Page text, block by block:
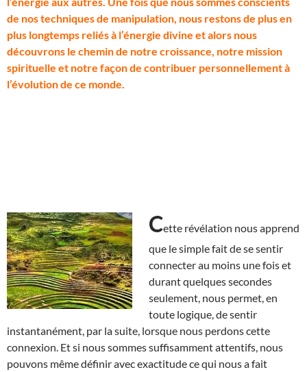
de nos techniques de manipulation, nous restons de plus en
plus longtemps reliés à l’énergie divine et alors nous
découvrons le chemin de notre croissance, notre mission
spirituelle et notre façon de contribuer personnellement à
l’évolution de ce monde.
Cette révélation nous apprend
que le simple fait de se sentir
connecter au moins une fois et
durant quelques secondes
seulement, nous permet, en
toute logique, de sentir
instantanément, par la suite, lorsque nous perdons cette
connexion. Et si nous sommes suffisamment attentifs, nous
pouvons même définir avec exactitude ce qui nous a fait